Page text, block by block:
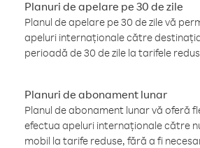
Planuri de apelare pe 30 de zile
Planul de apelare pe 30 de zile vă
apeluri internaționale către
perioadă de 30 de zile la tarifele
Planuri de abonament lunar
Planul de abonament lunar vă oferă
efectua apeluri internaționale către
mobil la tarife reduse, fără a fi